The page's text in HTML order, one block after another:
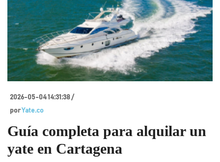
2026-05-04 14:31:38 /
porYate.co
Guía completa para alquilar un
yate en Cartagena